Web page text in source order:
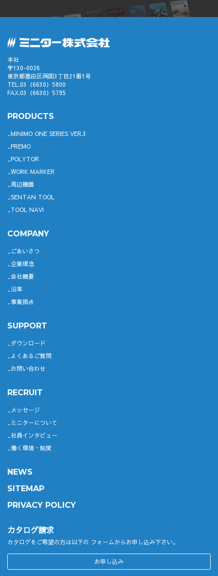
本社
〒130-0026
東京都墨田区両国3丁目21番1号
TEL.03（6630）5800
FAX.03（6630）5795
PRODUCTS
MINIMO ONE SERIES VER.3
PREMO
POLYTOR
WORK MARKER
周辺機器
SENTAN TOOL
TOOL NAVI
COMPANY
ごあいさつ
企業理念
会社概要
沿革
事業拠点
SUPPORT
ダウンロード
よくあるご質問
お問い合わせ
RECRUIT
メッセージ
ミニターについて
社員インタビュー
働く環境・制度
NEWS
SITEMAP
PRIVACY POLICY
カタログ請求
カタログをご希望の方は以下の フォームからお申し込み下さい。
お申し込み